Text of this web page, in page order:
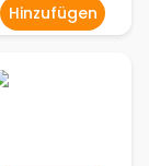
Hinzufügen